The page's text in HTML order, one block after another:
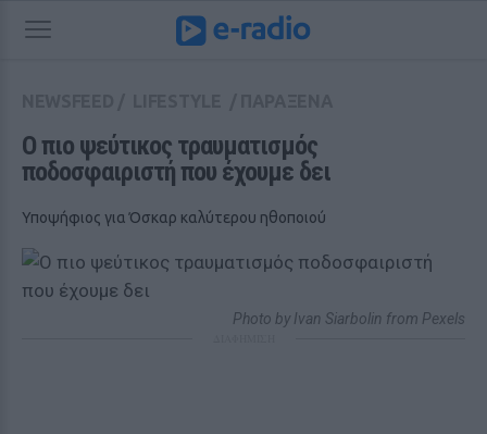
Ο πιο ψεύτικος τραυματισμός
ποδοσφαιριστή που έχουμε δει
Υποψήφιος για Όσκαρ καλύτερου ηθοποιού
Photo by Ivan Siarbolin from Pexels